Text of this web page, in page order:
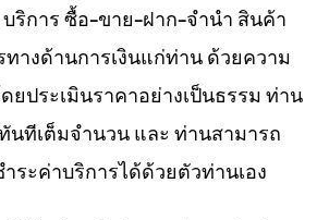
บริการ ซื้อ-ขาย-ฝาก-จำนำ สินค้า
างด้านการเงินแก่ท่าน ด้วยความ
ยประเมินราคาอย่างเป็นธรรม ท่าน
นทีเต็มจำนวน และ ท่านสามารถ
ระค่าบริการได้ด้วยตัวท่านเอง